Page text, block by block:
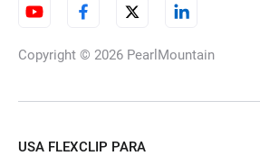
Copyright © 2026 PearlMountain
USA FLEXCLIP PARA